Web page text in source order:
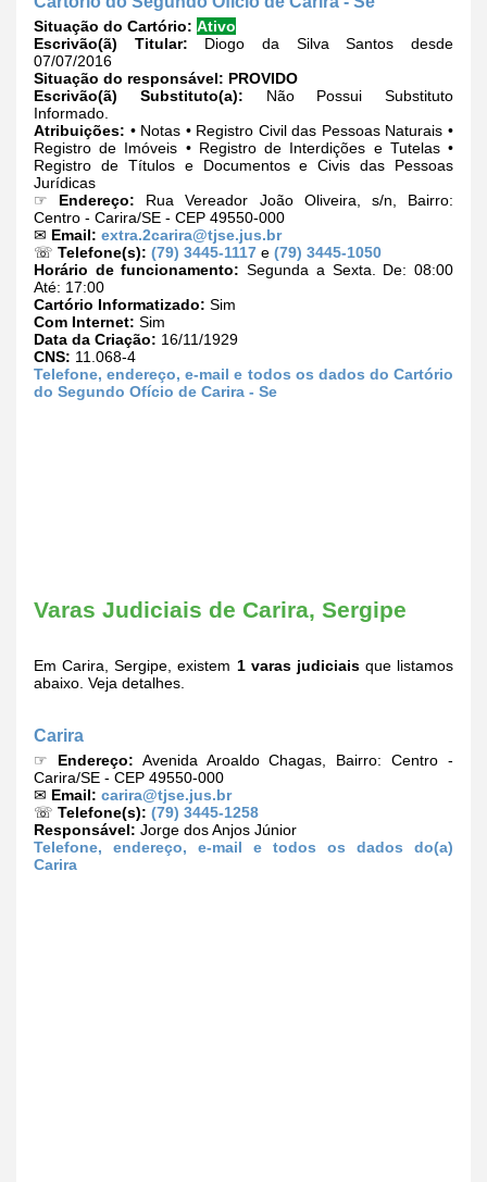
Situação do Cartório: Ativo
Escrivão(ã) Titular: Diogo da Silva Santos desde
07/07/2016
Situação do responsável: PROVIDO
Escrivão(ã) Substituto(a): Não Possui Substituto
Informado.
Atribuições: • Notas • Registro Civil das Pessoas Naturais •
Registro de Imóveis • Registro de Interdições e Tutelas •
Registro de Títulos e Documentos e Civis das Pessoas
Jurídicas
☞ Endereço: Rua Vereador João Oliveira, s/n, Bairro:
Centro - Carira/SE - CEP 49550-000
✉ Email: extra.2carira@tjse.jus.br
☏ Telefone(s): (79) 3445-1117 e (79) 3445-1050
Horário de funcionamento: Segunda a Sexta. De: 08:00
Até: 17:00
Cartório Informatizado: Sim
Com Internet: Sim
Data da Criação: 16/11/1929
CNS: 11.068-4
Telefone, endereço, e-mail e todos os dados do Cartório
do Segundo Ofício de Carira - Se
Varas Judiciais de Carira, Sergipe
Em Carira, Sergipe, existem 1 varas judiciaisque listamos
abaixo. Veja detalhes.
Carira
☞ Endereço: Avenida Aroaldo Chagas, Bairro: Centro -
Carira/SE - CEP 49550-000
✉ Email: carira@tjse.jus.br
☏ Telefone(s): (79) 3445-1258
Responsável: Jorge dos Anjos Júnior
Telefone, endereço, e-mail e todos os dados do(a)
Carira